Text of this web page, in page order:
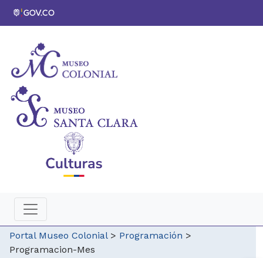
Portal Museo Colonial> Programación >
Programacion-Mes